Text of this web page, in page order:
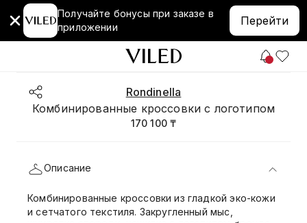
Получайте бонусы при заказе в
приложении
Перейти
Rondinella
Комбинированные кроссовки с логотипом
170 100 ₸
Описание
Комбинированные кроссовки из гладкой эко-кожи
и сетчатого текстиля. Закругленный мыс,